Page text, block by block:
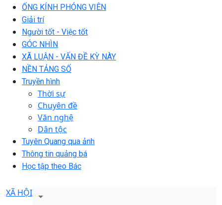
ỐNG KÍNH PHÓNG VIÊN
Giải trí
Người tốt - Việc tốt
GÓC NHÌN
XÃ LUẬN - VẤN ĐỀ KỲ NÀY
NỀN TẢNG SỐ
Truyền hình
Thời sự
Chuyên đề
Văn nghệ
Dân tộc
Tuyên Quang qua ảnh
Thông tin quảng bá
Học tập theo Bác
XÃ HỘI